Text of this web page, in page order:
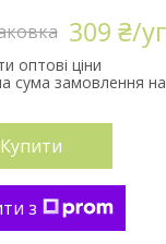
309 ₴/
оптові ціни
сума замовлення
Купити
з